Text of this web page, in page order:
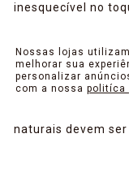
inesquecível no
da cidade,
produtos são
o couro
naturais devem
Nossas lojas
melhorar sua
personalizar
com a nossa politíca